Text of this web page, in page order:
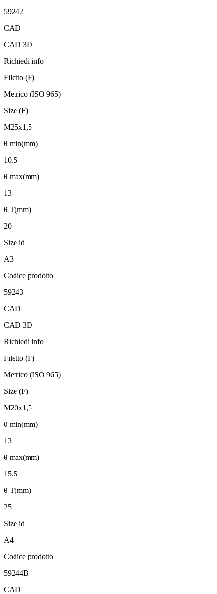
59242
CAD
CAD 3D
Richiedi info
Filetto (F)
Metrico (ISO 965)
Size (F)
M25x1,5
θ min(mm)
10.5
θ max(mm)
13
θ T(mm)
20
Size id
A3
Codice prodotto
59243
CAD
CAD 3D
Richiedi info
Filetto (F)
Metrico (ISO 965)
Size (F)
M20x1,5
θ min(mm)
13
θ max(mm)
15.5
θ T(mm)
25
Size id
A4
Codice prodotto
59244B
CAD